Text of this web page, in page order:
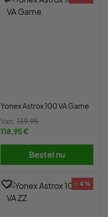
Yonex Astrox 100 VA Game
Van: 139,95
118,95 €
Bestel nu
- 4%